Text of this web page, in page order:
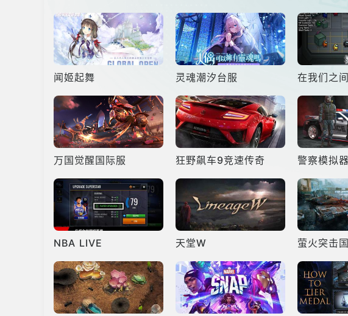
闻姬起舞 灵魂潮汐台服 在我们之间
万国觉醒国际服 狂野飙车9竞速传奇 警察模拟
NBA LIVE 天堂W 萤火突击